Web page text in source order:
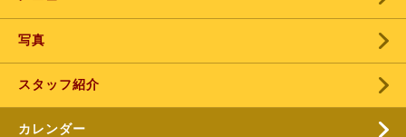
写真
スタッフ紹介
カレンダー